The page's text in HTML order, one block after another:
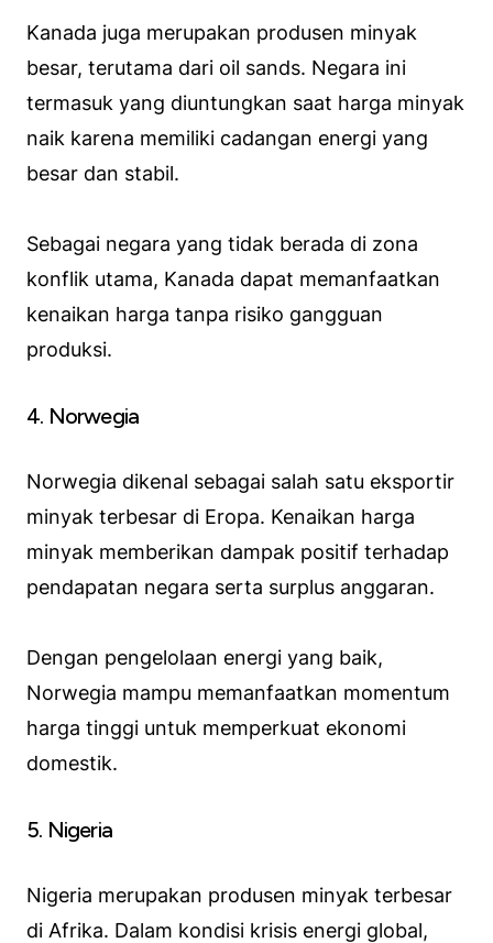
Kanada juga merupakan produsen minyak
besar, terutama dari oil sands. Negara ini
termasuk yang diuntungkan saat harga minyak
naik karena memiliki cadangan energi yang
besar dan stabil.
Sebagai negara yang tidak berada di zona
konflik utama, Kanada dapat memanfaatkan
kenaikan harga tanpa risiko gangguan
produksi.
4. Norwegia
Norwegia dikenal sebagai salah satu eksportir
minyak terbesar di Eropa. Kenaikan harga
minyak memberikan dampak positif terhadap
pendapatan negara serta surplus anggaran.
Dengan pengelolaan energi yang baik,
Norwegia mampu memanfaatkan momentum
harga tinggi untuk memperkuat ekonomi
domestik.
5. Nigeria
Nigeria merupakan produsen minyak terbesar
di Afrika. Dalam kondisi krisis energi global,